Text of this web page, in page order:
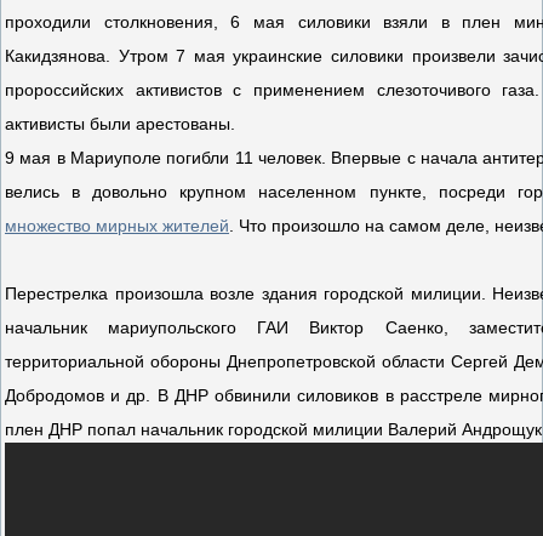
проходили столкновения, 6 мая силовики взяли в плен
Какидзянова. Утром 7 мая украинские силовики произвели
пророссийских активистов с применением слезоточивого
активисты были арестованы.
9 мая в Мариуполе погибли 11 человек. Впервые с начала
велись в довольно крупном населенном пункте, посреди
множество мирных жителей . Что произошло на самом деле,
Перестрелка произошла возле здания городской милиции.
начальник мариупольского ГАИ Виктор Саенко,
территориальной обороны Днепропетровской области Сергей
Добродомов и др. В ДНР обвинили силовиков в расстреле
плен ДНР попал начальник городской милиции Валерий